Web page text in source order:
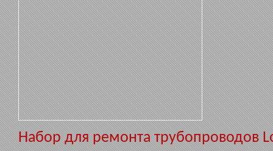
Набор для ремонта трубопроводов